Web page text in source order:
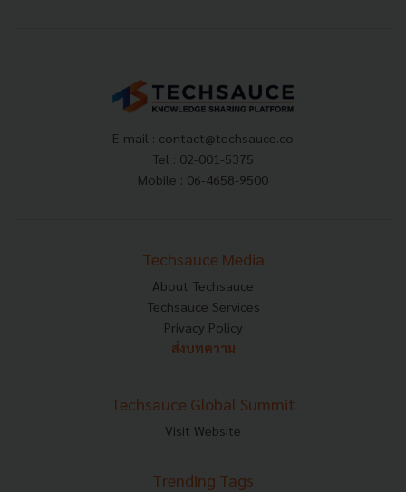
E-mail : contact@techsauce.co
Tel : 02-001-5375
Mobile : 06-4658-9500
Techsauce Media
About Techsauce
Techsauce Services
Privacy Policy
ส่งบทความ
Techsauce Global Summit
Visit Website
Trending Tags